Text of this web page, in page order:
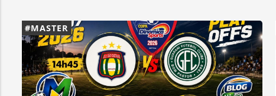
#MASTER